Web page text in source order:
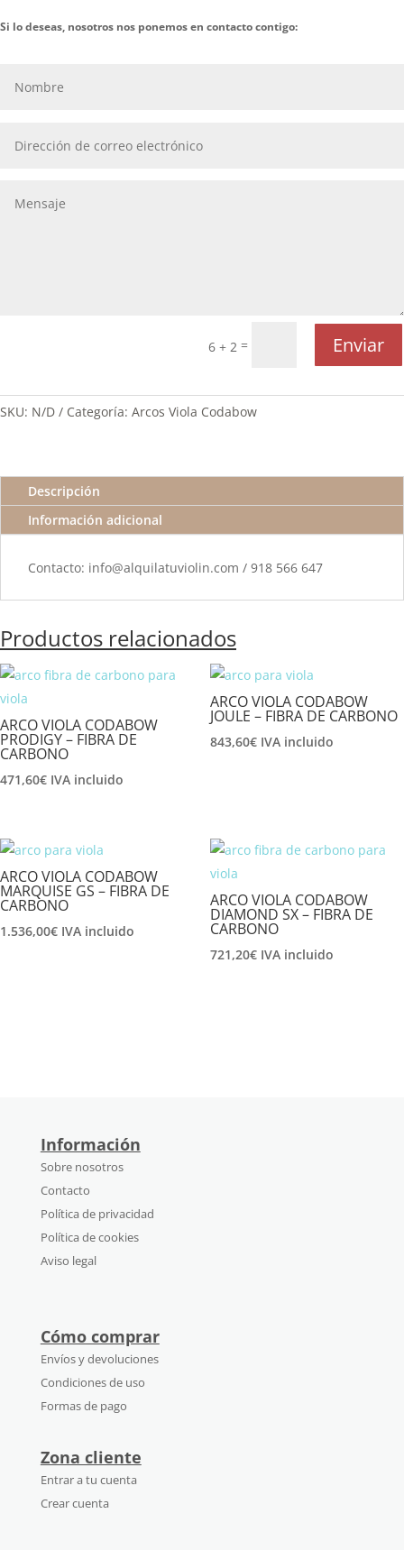
Si lo deseas, nosotros nos ponemos en contacto contigo:
6 + 2 = Enviar
SKU: N/D Categoría: Arcos Viola Codabow
Descripción
Información adicional
Contacto: info@alquilatuviolin.com / 918 566 647
Productos relacionados
ARCO VIOLA CODABOW
PRODIGY – FIBRA DE
CARBONO
471,60€ IVA incluido
ARCO VIOLA CODABOW
JOULE – FIBRA DE CARBONO
843,60€ IVA incluido
ARCO VIOLA CODABOW
MARQUISE GS – FIBRA DE
CARBONO
1.536,00€ IVA incluido
ARCO VIOLA CODABOW
DIAMOND SX – FIBRA DE
CARBONO
721,20€ IVA incluido
Información
Sobre nosotros
Contacto
Política de privacidad
Política de cookies
Aviso legal
Cómo comprar
Envíos y devoluciones
Condiciones de uso
Formas de pago
Zona cliente
Entrar a tu cuenta
Crear cuenta